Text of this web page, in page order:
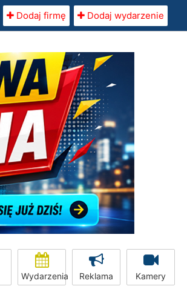
Dodaj firmę Dodaj wydarzenie
Wydarzenia Reklama Kamery